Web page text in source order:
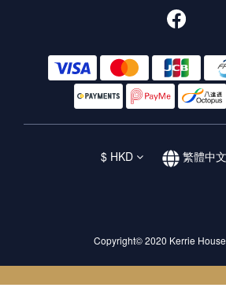
$ HKD 繁體中文
Copyright© 2020 Kerrie